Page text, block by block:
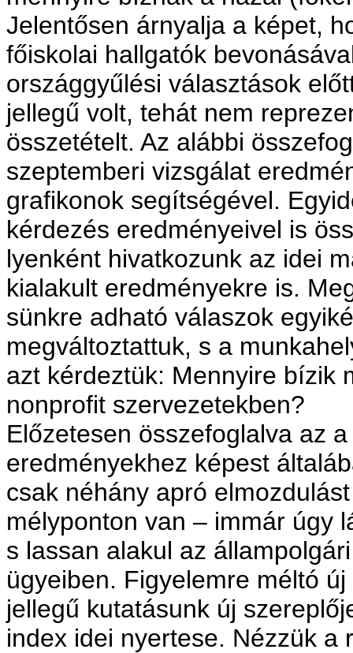
Jelen­tősen árnyalja a képet,
főiskolai hallgatók
országgyűlési választások
jellegű volt, tehát nem
összetételt. Az alábbi
szeptemberi vizsgálat
grafikonok segítségével.
kérdezés eredményeivel is
lyenként hivatko­zunk az idei
kialakult eredményekre is.
sünkre adható válaszok
megváltoztattuk, s a
azt kérdeztük: Mennyire bízik
nonprofit szerveze­tekben?
Előzetesen összefoglalva az
eredményekhez képest
csak néhány apró
mélyponton van – immár úgy
s lassan alakul az
ügyeiben. Figyelemre méltó
jellegű kutatásunk új
index idei nyertese. Nézzük a